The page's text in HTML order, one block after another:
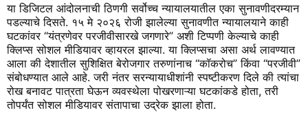
या डिजिटल आंदोलनाची ठिणगी सर्वोच्च न्यायालयातील एका सुनावणीदरम्यान
पडल्याचे दिसते. १५ मे २०२६ रोजी झालेल्या सुनावणीत न्यायालयाने काही
घटकांवर “यंत्रणेवर परजीवीसारखे जगणारे” अशी टिप्पणी केल्याचे काही
क्लिप्स सोशल मीडियावर व्हायरल झाल्या. या क्लिप्सचा असा अर्थ लावण्यात
आला की देशातील सुशिक्षित बेरोजगार तरुणांनाच “कॉकरोच” किंवा “परजीवी”
संबोधण्यात आले आहे. जरी नंतर सरन्यायाधीशांनी स्पष्टीकरण दिले की त्यांचा
रोख बनावट पात्रता घेऊन व्यवस्थेला पोखरणाऱ्या घटकांकडे होता, तरी
तोपर्यंत सोशल मीडियावर संतापाचा उद्रेक झाला होता.